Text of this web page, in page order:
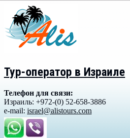
Тур-оператор в Израиле
Телефон для связи:
Израиль: +972-(0) 52-658-3886
e-mail: israel@alistours.com